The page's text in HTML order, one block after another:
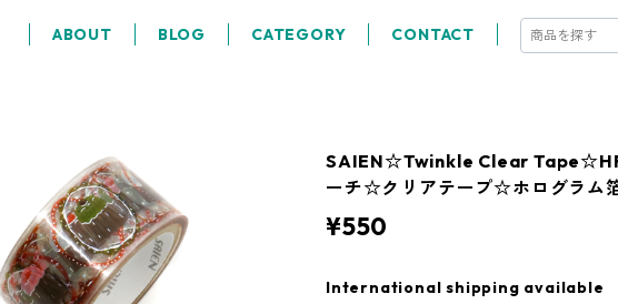
ABOUT BLOG CATEGORY CONTACT
SAIEN☆Twinkle Clear
ーチ☆クリアテープ☆ホログラ
¥550
International shipping available